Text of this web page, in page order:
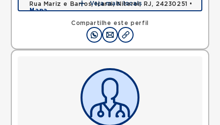
Compartilhe este perfil
Rua Mariz e Barros, Icarai, Niteroi, RJ, 24230251 •
Mapa
Veja mais locais